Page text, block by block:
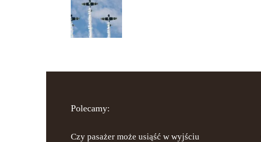
Polecamy:
Czy pasażer może usiąść w wyjściu